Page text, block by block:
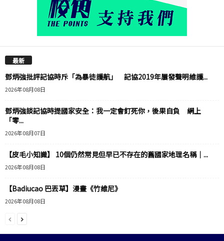
最新
鄧炳強批評記協時斥「為暴徒護航」 記協2019年屢發聲明維護...
2026年08月08日
鄧炳強談記協時提國家安全：我一定會釘死你，後果自負 網上
「零...
2026年08月07日
【皮毛小知識】 10個仍然常見但早已不存在的舊國家地理名稱｜...
2026年08月08日
【Badiucao 巴丟草】漫畫《竹維尼》
2026年08月08日